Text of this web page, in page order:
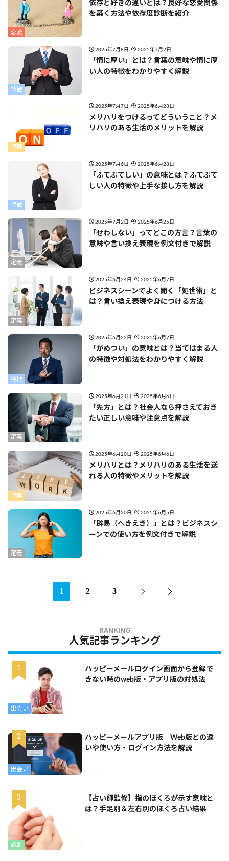
恋愛
依存と好きの違いとは？良好な恋愛関係
を築く方法や依存度診断を紹介
特徴
2025年7月8日 2025年7月2日
「情に厚い」とは？言葉の意味や情に厚
い人の特徴をわかりやすく解説
特集
2025年7月7日 2025年6月28日
メリハリをつけるってどういうこと？メ
リハリのある生活のメリットを解説
特徴
2025年7月6日 2025年6月28日
「ふてぶてしい」の意味とは？ふてぶて
しい人の特徴や上手な接し方を解説
定義
2025年7月2日 2025年6月25日
「せわしない」ってどこの方言？言葉の
意味や言い換え表現を例文付きで解説
定義
2025年6月24日 2025年6月7日
ビジネスシーンでよく聞く「処世術」と
は？言い換え表現や身につける方法
特徴
2025年6月22日 2025年6月7日
「がめつい」の意味とは？当てはまる人
の特徴や対処法をわかりやすく解説
定義
2025年6月21日 2025年6月6日
「先方」とは？社会人なら押さえておき
たい正しい意味や注意点を解説
特集
2025年6月20日 2025年6月6日
メリハリとは？メリハリのある生活を送
れる人の特徴やメリットを解説
定義
2025年6月20日 2025年6月5日
「辟易（へきえき）」とは？ビジネスシ
ーンでの使い方を例文付きで解説
1 2 3
人気記事ランキング
出会い
ハッピーメールログイン画面から登録で
きない時のweb版・アプリ版の対処法
出会い
ハッピーメールアプリ版｜Web版との違
いや使い方・ログイン方法を解説
診断
【占い師監修】指のほくろが示す意味と
は？手足別＆左右別のほくろ占い結果